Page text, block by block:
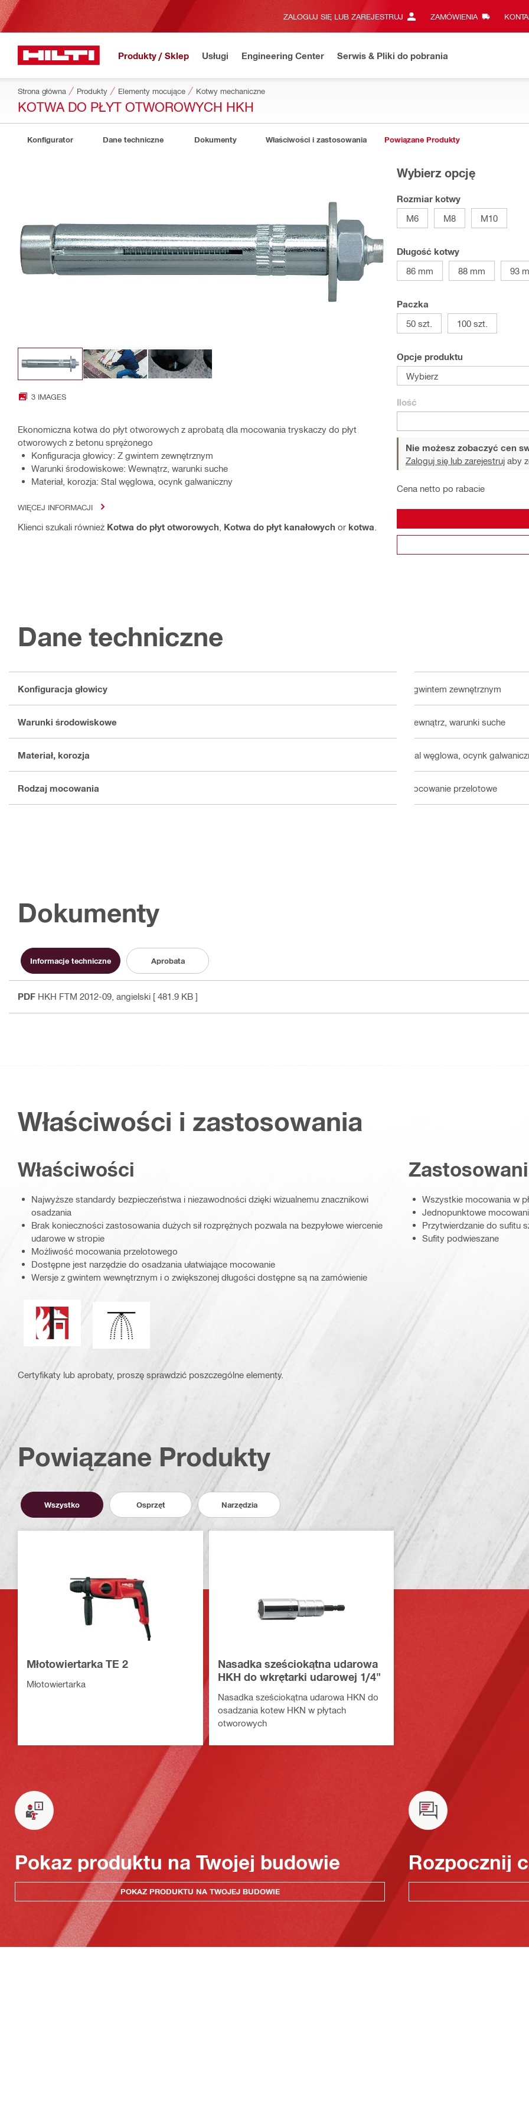
ZALOGUJ SIĘ LUB ZAREJESTRUJ ZAMÓWIENIA
Produkty / Sklep Usługi Engineering Center Serwis & Pliki do pobrania
Strona główna Produkty Elementy mocujące Kotwy mechaniczne
KOTWA DO PŁYT OTWOROWYCH HKH
Konfigurator Dane techniczne Dokumenty Właściwości i zastosowania Powiązane Produkty
3 IMAGES
Ekonomiczna kotwa do płyt otworowych z aprobatą dla mocowania tryskaczy do płyt
otworowych z betonu sprężonego
Konfiguracja głowicy: Z gwintem zewnętrznym
Warunki środowiskowe: Wewnątrz, warunki suche
Materiał, korozja: Stal węglowa, ocynk galwaniczny
WIĘCEJ INFORMACJI
Klienci szukali również Kotwa do płyt otworowych Kotwa do płyt kanałowych or kotwa
Wybierz opcję
Rozmiar kotwy
M6
M8 M10
Długość kotwy
86 mm
88 mm 93
Paczka
50 szt.
100 szt.
Opcje produktu
Wybierz
Ilość
Nie możesz zobaczyć cen
Zaloguj się lub zarejestruj aby
Cena netto po rabacie
Dane techniczne
Konfiguracja głowicy Z gwintem zewnętrznym
Warunki środowiskowe Wewnątrz, warunki suche
Materiał, korozja Stal węglowa, ocynk
Rodzaj mocowania Mocowanie przelotowe
Dokumenty
Informacje techniczne Aprobata
PDF HKH FTM 2012-09 , angielski [ 481.9 KB ]
Właściwości i zastosowania
Właściwości
Najwyższe standardy bezpieczeństwa i niezawodności dzięki wizualnemu znacznikowi
osadzania
Brak konieczności zastosowania dużych sił rozprężnych pozwala na bezpyłowe wiercenie
udarowe w stropie
Możliwość mocowania przelotowego
Dostępne jest narzędzie do osadzania ułatwiające mocowanie
Wersje z gwintem wewnętrznym i o zwiększonej długości dostępne są na zamówienie
Ognioodporność VdS_Logo_Portrait_PDP (3449718)
Wszystkie mocowania w
Jednopunktowe
Przytwierdzanie do sufitu
Sufity podwieszane
Certyfikaty lub aprobaty, proszę sprawdzić poszczególne elementy.
Powiązane Produkty
Wszystko Osprzęt Narzędzia
Młotowiertarka TE 2
Młotowiertarka
Nasadka sześciokątna udarowa
HKH do wkrętarki udarowej 1/4"
Nasadka sześciokątna udarowa HKN do
osadzania kotew HKN w płytach
otworowych
Pokaz produktu na Twojej budowie
POKAZ PRODUKTU NA TWOJEJ BUDOWIE
Rozpocznij